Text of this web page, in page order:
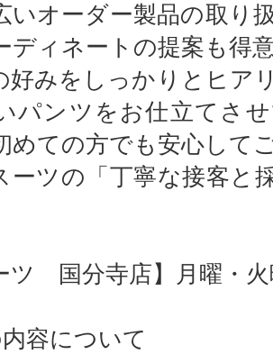
いオーダー製品の取り
ディネートの提案も得
好みをしっかりとヒア
パンツをお仕立てさ
めての方でも安心して
ーツの「丁寧な接客と
ツ 国分寺店】月曜・
容について